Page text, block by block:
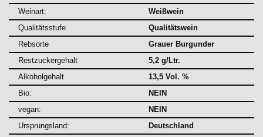
Weinart:
Weißwein
Qualitätsstufe
Qualitätswein
Rebsorte
Grauer Burgunder
Restzuckergehalt
5,2 g/Ltr.
Alkoholgehalt
13,5 Vol. %
Bio:
NEIN
vegan:
NEIN
Ursprungsland:
Deutschland